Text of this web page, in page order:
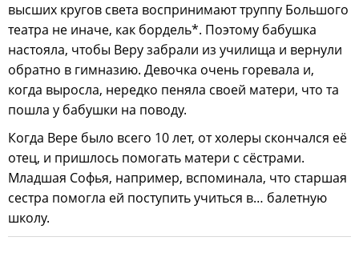
высших кругов света воспринимают труппу Большого
театра не иначе, как бордель*. Поэтому бабушка
настояла, чтобы Веру забрали из училища и вернули
обратно в гимназию. Девочка очень горевала и,
когда выросла, нередко пеняла своей матери, что та
пошла у бабушки на поводу.
Когда Вере было всего 10 лет, от холеры скончался её
отец, и пришлось помогать матери с сёстрами.
Младшая Софья, например, вспоминала, что старшая
сестра помогла ей поступить учиться в… балетную
школу.